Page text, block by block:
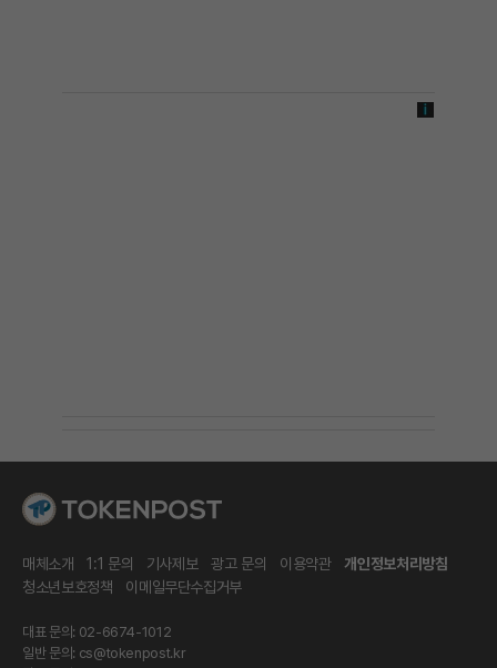
매체소개 1:1 문의 기사제보 광고 문의 이용약관
개인정보처리방침
청소년보호정책
이메일무단수집거부
대표 문의: 02-6674-1012
일반 문의: cs@tokenpost.kr